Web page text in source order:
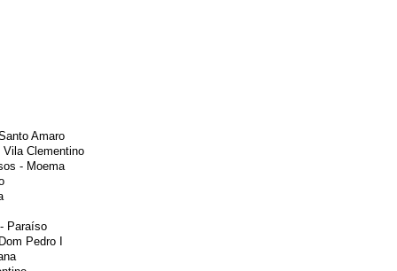
Amaro
Clementino
- Moema
Paraíso
Pedro I